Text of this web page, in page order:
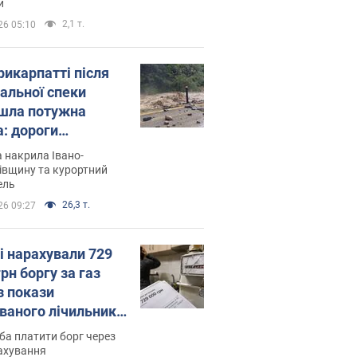
05:10 2,1 т.
після
спеки
потужна
дороги
на
Відео
накрила Івано-
та курортний
09:27 26,3 т.
нарахували 729
боргу за газ
покази
лічильника:
ухвалив
рішення
платити борг через